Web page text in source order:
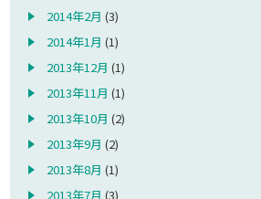
2014年2月 (3)
2014年1月 (1)
2013年12月 (1)
2013年11月 (1)
2013年10月 (2)
2013年9月 (2)
2013年8月 (1)
2013年7月 (3)